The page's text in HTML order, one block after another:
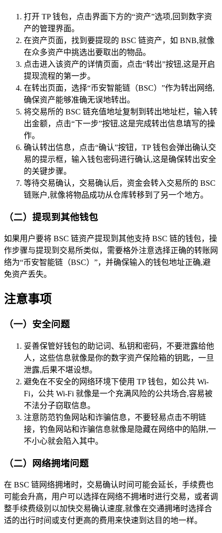
打开 TP 钱包，点击界面下方的“资产”选项,回到数字资
产的管理界面。
在资产页面，找到要提现的 BSC 链资产，如 BNB,就像
在众多资产中挑选出要取出的物品。
点击进入该资产的详情页面，点击“转出”按钮,这是开启
提现流程的第一步。
在转出页面，选择“币安智能链（BSC）”作为转出网络,
确保资产能够准确无误地转出。
将交易所的 BSC 链充值地址复制到转出地址栏，输入转
出金额，点击“下一步”按钮,这是完成转出信息填写的操
作。
确认转出信息，点击“确认”按钮，TP 钱包会弹出确认交
易的提示框，输入钱包密码进行确认,这是确保转出安全
的关键步骤。
等待交易确认，交易确认后，资金会转入交易所的 BSC
链账户,就像将物品成功从仓库转移到了另一个地方。
（二）提现到其他钱包
如果用户要将 BSC 链资产提现到其他支持 BSC 链的钱包，操
作步骤与提现到交易所类似，需要格外注意选择正确的转账网
络为“币安智能链（BSC）”，并确保输入的钱包地址正确,避
免资产丢失。
注意事项
（一）安全问题
妥善保管好钱包的助记词、私钥和密码，不要泄露给他
人，这些信息就像是你的数字资产保险箱的钥匙，一旦
泄露,后果不堪设想。
避免在不安全的网络环境下使用 TP 钱包，如公共 Wi-
Fi，公共 Wi-Fi 就像是一个充满风险的公共场合,容易被
不法分子窃取信息。
注意防范钓鱼网站和诈骗信息，不要轻易点击不明链
接，钓鱼网站和诈骗信息就像是隐藏在网络中的陷阱,一
不小心就会陷入其中。
（二）网络拥堵问题
在 BSC 链网络拥堵时，交易确认时间可能会延长，手续费也
可能会升高，用户可以选择在网络不拥堵时进行交易，或者调
整手续费级别以加快交易确认速度,就像在交通拥堵时选择合
适的出行时间或支付更高的费用来快速到达目的地一样。